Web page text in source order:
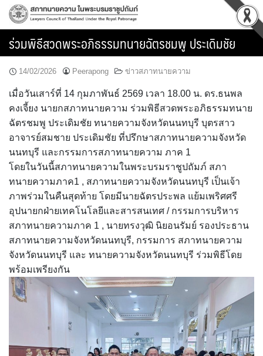
Skip
content
ร่วมพิธีสวดพระอภิธรรมทนายฉัตรชมพู ประเดิมชัย
14/02/2026 Peerapong ข่าวสภาทนายความ
เมื่อวันเสาร์ที่ 14 กุมภาพันธ์ 2569 เวลา 18.00 น. ดร.ธนพล
คงเจี้ยง นายกสภาทนายความ ร่วมพิธีสวดพระอภิธรรมทนาย
ฉัตรชมพู ประเดิมชัย ทนายความจังหวัดนนทบุรี บุตรสาว
อาจารย์สมชาย ประเดิมชัย ที่ปรึกษาสภาทนายความจังหวัด
นนทบุรี และกรรมการสภาทนายความ ภาค 1
โดยในวันนี้สภาทนายความในพระบรมราชูปถัมภ์ สภา
ทนายความภาค1 , สภาทนายความจังหวัดนนทบุรี เป็นเจ้า
ภาพร่วมในคืนสุดท้าย โดยมีนายฉัตรประพล แย้มเพริศศรี
อุปนายกฝ่ายเทคโนโลยีและสารสนเทศ / กรรมการบริหาร
สภาทนายความภาค 1 , นายทรงวุฒิ นิยอนรัมย์ รองประธาน
สภาทนายความจังหวัดนนทบุรี, กรรมการ สภาทนายความ
จังหวัดนนทบุรี และ ทนายความจังหวัดนนทบุรี ร่วมพิธีโดย
พร้อมเพรียงกัน